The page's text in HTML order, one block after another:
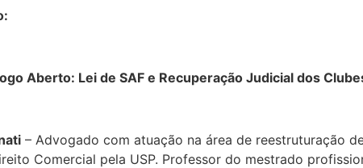
Aberto: Lei de SAF e Recuperação Judicial dos
– Advogado com atuação na área de reestruturação
Comercial pela USP. Professor do mestrado